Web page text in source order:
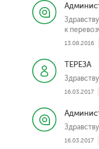
к
13.08.2016
ТЕРЕЗА
16.03.2017
16.03.2017